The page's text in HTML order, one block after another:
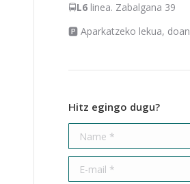
🚍L6 linea. Zabalgana 39
🅿 Aparkatzeko lekua, doan
Hitz egingo dugu?
Name *
E-mail *